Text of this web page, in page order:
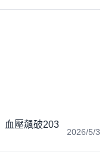
血壓飆破203
2026/5/3